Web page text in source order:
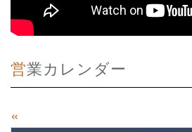
営業カレンダー
«